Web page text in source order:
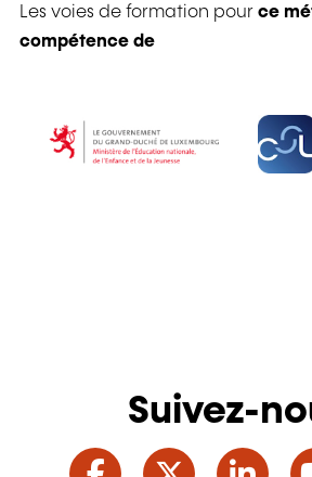
Les voies de formation pour ce
compétence de
Suivez-
Facebook
Twitter